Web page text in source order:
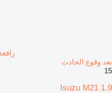
بعد وقوع الحادث
15
Isuzu M21 1.9